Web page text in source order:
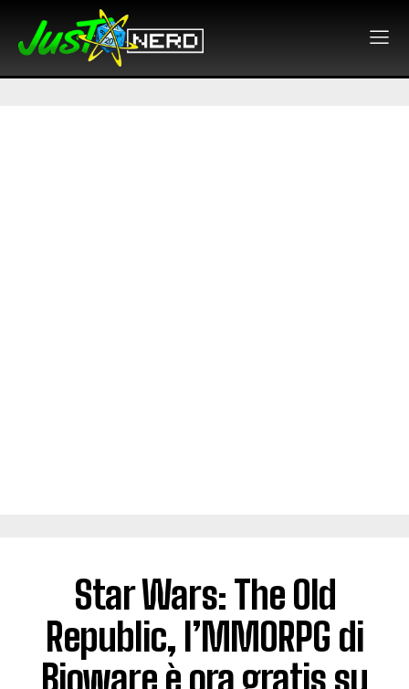
Star Wars: The Old
Republic, l’MMORPG di
Bioware è ora gratis su